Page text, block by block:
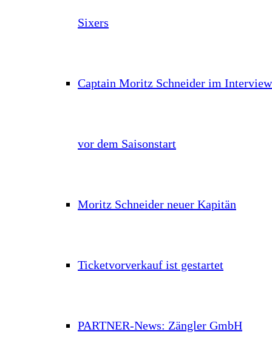
Sixers
Captain Moritz Schneider im Interview
vor dem Saisonstart
Moritz Schneider neuer Kapitän
Ticketvorverkauf ist gestartet
PARTNER-News: Zängler GmbH